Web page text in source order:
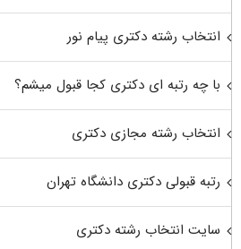
انتخاب رشته دکتری پیام نور
با چه رتبه ای دکتری کجا قبول میشم؟
انتخاب رشته مجازی دکتری
رتبه قبولی دکتری دانشگاه تهران
سایت انتخاب رشته دکتری